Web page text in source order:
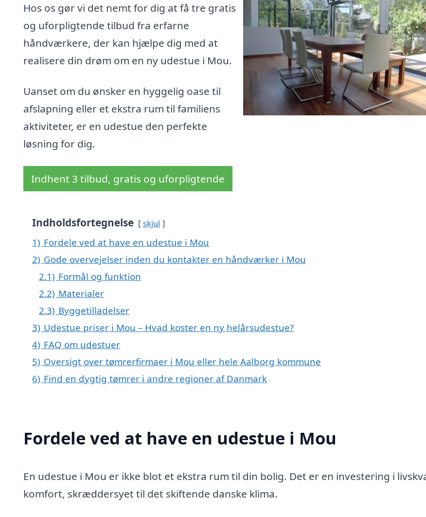
Hos os gør vi det nemt for dig at få tre gratis
og uforpligtende tilbud fra erfarne
håndværkere, der kan hjælpe dig med at
realisere din drøm om en ny udestue i Mou.
Uanset om du ønsker en hyggelig oase til
afslapning eller et ekstra rum til familiens
aktiviteter, er en udestue den perfekte
løsning for dig.
Indhent 3 tilbud, gratis og uforpligtende
Indholdsfortegnelse skjul
1) Fordele ved at have en udestue i Mou
2) Gode overvejelser inden du kontakter en håndværker i Mou
2.1) Formål og funktion
2.2) Materialer
2.3) Byggetilladelser
3) Udestue priser i Mou – Hvad koster en ny helårsudestue?
4) FAQ om udestuer
5) Oversigt over tømrerfirmaer i Mou eller hele Aalborg kommune
6) Find en dygtig tømrer i andre regioner af Danmark
Fordele ved at have en udestue i Mou
En udestue i Mou er ikke blot et ekstra rum til din bolig. Det er en investering i
komfort, skræddersyet til det skiftende danske klima.